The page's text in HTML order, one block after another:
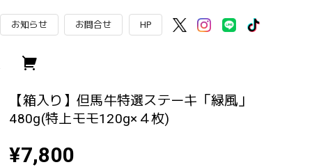
お知らせ お問合せ HP
【箱入り】但馬牛特選ステーキ「緑風」
480g(特上モモ120g×４枚)
¥7,800